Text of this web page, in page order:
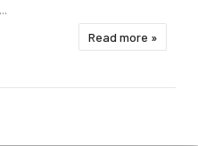
Read more »